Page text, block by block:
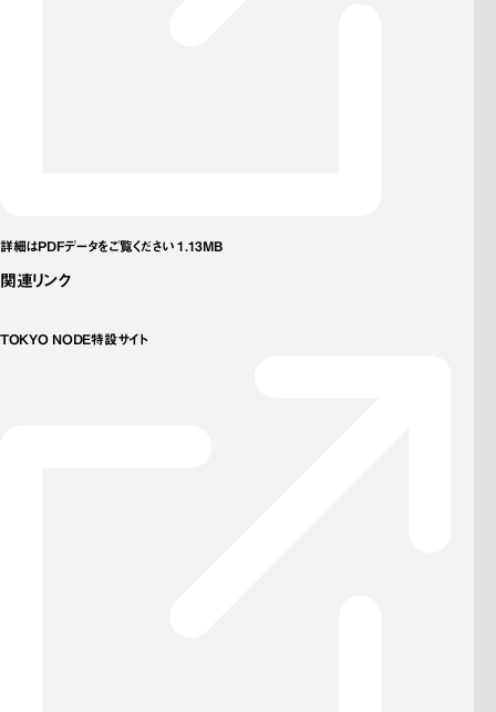
詳細はPDFデータをご覧ください 1.13MB
関連リンク
TOKYO NODE特設サイト